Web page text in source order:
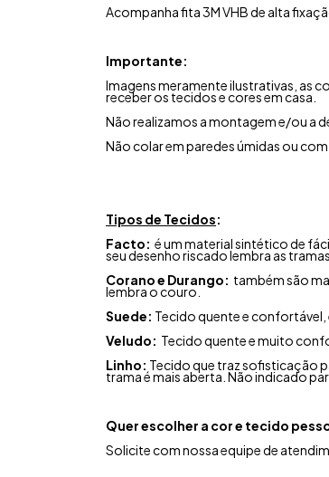
Acompanha fita 3M VHB de alta
Importante:
Imagens meramente ilustrativas, as
receber os tecidos e cores em casa.
Não realizamos a montagem e/ou a
Não colar em paredes úmidas ou
Tipos de Tecidos:
Facto: é um material sintético de
seu desenho riscado lembra as
Corano e Durango: também são
lembra o couro.
Suede: Tecido quente e confortável,
Veludo: Tecido quente e muito
Linho: Tecido que traz sofisticação
trama é mais aberta. Não indicado
Quer escolher a cor e tecido
Solicite com nossa equipe de